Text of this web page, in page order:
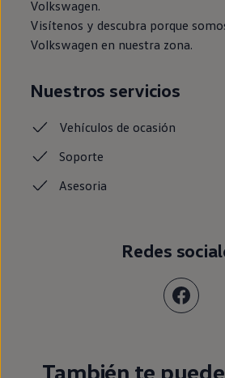
Volkswagen.
Visítenos y descubra porque
Volkswagen en nuestra zona.
Nuestros servicios
Vehículos de ocasión
Soporte
Asesoria
Redes
También te